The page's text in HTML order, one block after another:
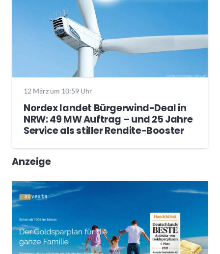
12 März um 10:59 Uhr
Nordex landet Bürgerwind-Deal in
NRW: 49 MW Auftrag – und 25 Jahre
Service als stiller Rendite-Booster
Anzeige